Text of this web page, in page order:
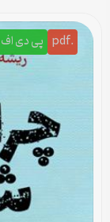
.pdf پی دی اف